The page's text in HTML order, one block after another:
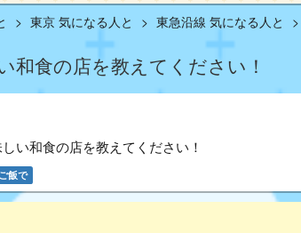
東京 気になる人と 東急沿線 気になる人と
和食の店を教えてください！
い和食の店を教えてください！
飯で